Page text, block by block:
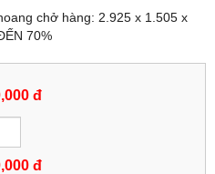
chở hàng: 2.925 x 1.505 x
70%
đ
đ